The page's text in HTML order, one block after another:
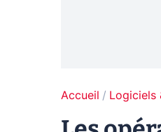
Accueil Logiciels